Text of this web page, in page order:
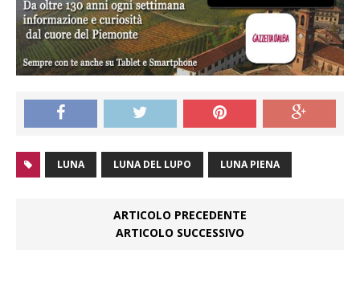
LUNA LUNA DEL LUPO LUNA PIENA
ARTICOLO PRECEDENTE
ARTICOLO SUCCESSIVO